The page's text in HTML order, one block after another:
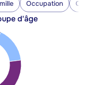
Occupation
d'âge